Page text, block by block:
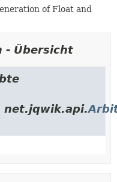
of Float and
- Übersicht
net.jqwik.api.